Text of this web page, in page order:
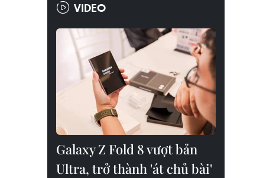
VIDEO
Galaxy Z Fold 8 vượt bản
Ultra, trở thành 'át chủ bài'